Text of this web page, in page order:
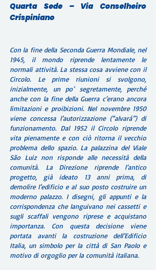
Quarta Sede – Via Conselheiro
Crispiniano
Con la fine della Seconda Guerra Mondiale, nel
1945, il mondo riprende lentamente le
normali attività. La stessa cosa avviene con il
Circolo. Le prime riunioni si svolgono,
inizialmente, un po’ segretamente, perché
anche con la fine della Guerra c’erano ancora
limitazioni e proibizioni. Nel novembre 1950
viene concessa l’autorizzazione (“alvará”) di
funzionamento. Dal 1952 il Circolo riprende
vita pienamente e con ciò ritorna il vecchio
problema dello spazio. La palazzina del Viale
São Luiz non risponde alle necessità della
comunità. La Direzione riprende l’antico
progetto, già ideato 13 anni prima, di
demolire l’edificio e al suo posto costruire un
moderno palazzo. I disegni, gli appunti e la
corrispondenza che languivano nei cassetti e
sugli scaffali vengono riprese e acquistano
importanza. Con questa decisione viene
portata avanti la costruzione dell’Edificio
Italia, un simbolo per la città di San Paolo e
motivo di orgoglio per la comunità italiana.